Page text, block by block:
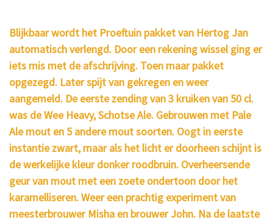
Blijkbaar wordt het Proeftuin pakket van Hertog Jan
automatisch verlengd. Door een rekening wissel ging er
iets mis met de afschrijving. Toen maar pakket
opgezegd. Later spijt van gekregen en weer
aangemeld. De eerste zending van 3 kruiken van 50 cl.
was de Wee Heavy, Schotse Ale. Gebrouwen met Pale
Ale mout en 5 andere mout soorten. Oogt in eerste
instantie zwart, maar als het licht er doorheen schijnt is
de werkelijke kleur donker roodbruin. Overheersende
geur van mout met een zoete ondertoon door het
karamelliseren. Weer een prachtig experiment van
meesterbrouwer Misha en brouwer John. Na de laatste